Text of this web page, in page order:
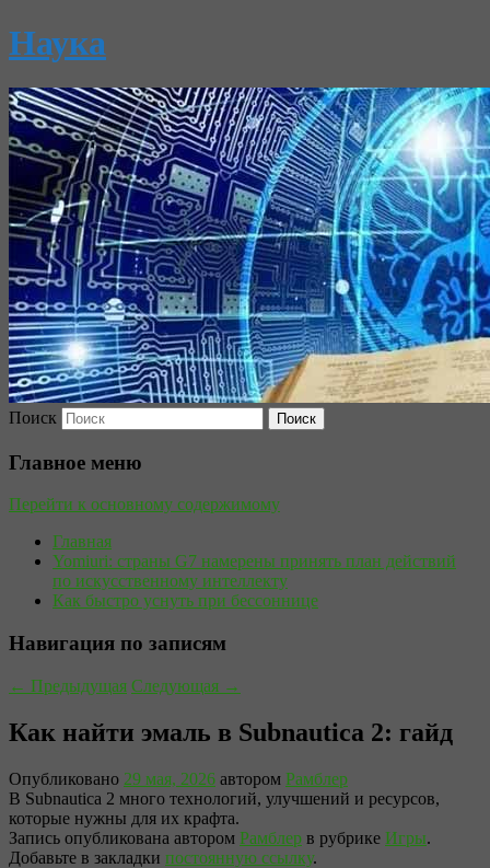
Наука
Поиск
Главное меню
Перейти к основному содержимому
Главная
Yomiuri: страны G7 намерены принять план действий
по искусственному интеллекту
Как быстро уснуть при бессоннице
Навигация по записям
← Предыдущая Следующая →
Как найти эмаль в Subnautica 2: гайд
Опубликовано 29 мая, 2026 автором Рамблер
В Subnautica 2 много технологий, улучшений и ресурсов,
которые нужны для их крафта.
Запись опубликована автором Рамблер в рубрике Игры.
Добавьте в закладки постоянную ссылку.